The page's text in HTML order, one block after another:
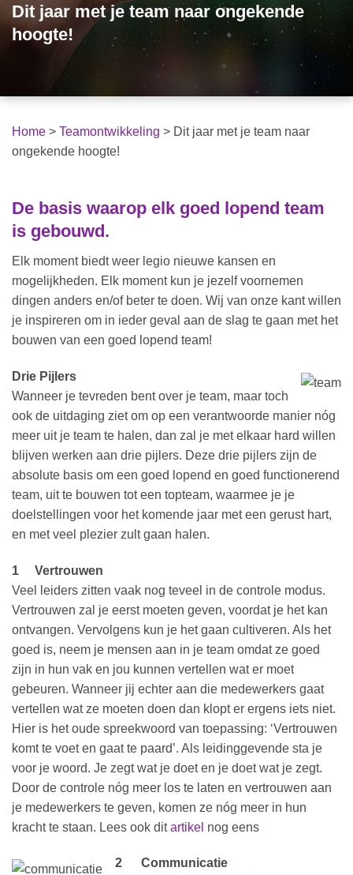
Dit jaar met je team naar ongekende
hoogte!
Home > Teamontwikkeling > Dit jaar met je team naar
ongekende hoogte!
De basis waarop elk goed lopend team
is gebouwd.
Elk moment biedt weer legio nieuwe kansen en
mogelijkheden. Elk moment kun je jezelf voornemen
dingen anders en/of beter te doen. Wij van onze kant willen
je inspireren om in ieder geval aan de slag te gaan met het
bouwen van een goed lopend team!
Drie Pijlers
Wanneer je tevreden bent over je team, maar toch
ook de uitdaging ziet om op een verantwoorde manier nóg
meer uit je team te halen, dan zal je met elkaar hard willen
blijven werken aan drie pijlers. Deze drie pijlers zijn de
absolute basis om een goed lopend en goed functionerend
team, uit te bouwen tot een topteam, waarmee je je
doelstellingen voor het komende jaar met een gerust hart,
en met veel plezier zult gaan halen.
1 Vertrouwen
Veel leiders zitten vaak nog teveel in de controle modus.
Vertrouwen zal je eerst moeten geven, voordat je het kan
ontvangen. Vervolgens kun je het gaan cultiveren. Als het
goed is, neem je mensen aan in je team omdat ze goed
zijn in hun vak en jou kunnen vertellen wat er moet
gebeuren. Wanneer jij echter aan die medewerkers gaat
vertellen wat ze moeten doen dan klopt er ergens iets niet.
Hier is het oude spreekwoord van toepassing: ‘Vertrouwen
komt te voet en gaat te paard’. Als leidinggevende sta je
voor je woord. Je zegt wat je doet en je doet wat je zegt.
Door de controle nóg meer los te laten en vertrouwen aan
je medewerkers te geven, komen ze nóg meer in hun
kracht te staan. Lees ook ditartikel nog eens
2 Communicatie